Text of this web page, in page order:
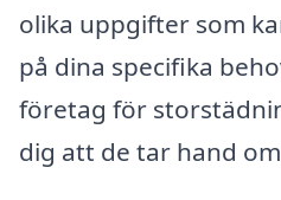
olika uppgifter som
på dina specifika
företag för
dig att de tar hand